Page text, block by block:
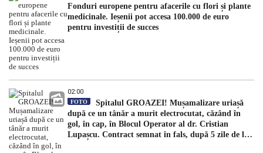
Fonduri europene pentru afacerile cu flori și plante
medicinale. Ieșenii pot accesa 100.000 de euro
pentru investiții de succes
02:00
FOTO
Spitalul GROAZEI! Mușamalizare uriașă
după ce un tânăr a murit electrocutat, căzând în
gol, în cap, în Blocul Operator al dr. Cristian
Lupașcu. Contract semnat în fals, după 5 zile de la